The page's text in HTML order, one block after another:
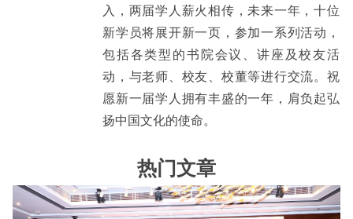
入，两届学人薪火相传，未来一年，十位
新学员将展开新一页，参加一系列活动，
包括各类型的书院会议、讲座及校友活
动，与老师、校友、校董等进行交流。祝
愿新一届学人拥有丰盛的一年，肩负起弘
扬中国文化的使命。
热门文章